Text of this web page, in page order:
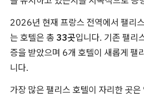
2026년 현재 프랑스 전역에서 팰리
는 호텔은 총 33곳입니다. 기존 팰리
증을 받았으며 6개 호텔이 새롭게 팰
니다.
가장 많은 팰리스 호텔이 자리한 곳